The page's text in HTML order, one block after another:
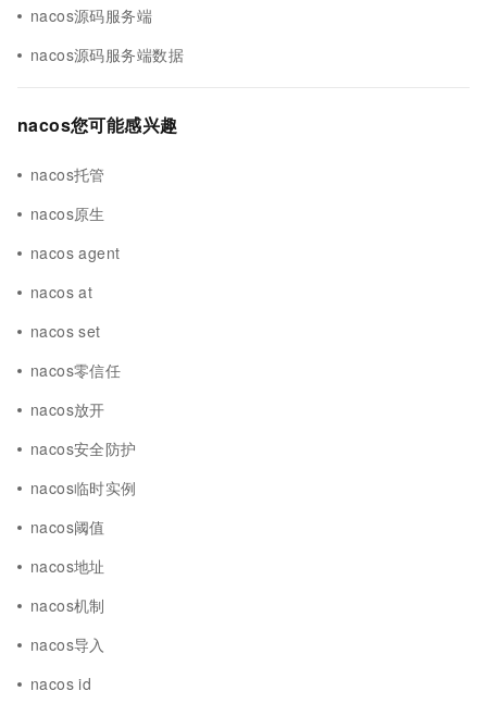
nacos源码服务端
nacos源码服务端数据
nacos您可能感兴趣
nacos托管
nacos原生
nacos agent
nacos at
nacos set
nacos零信任
nacos放开
nacos安全防护
nacos临时实例
nacos阈值
nacos地址
nacos机制
nacos导入
nacos id